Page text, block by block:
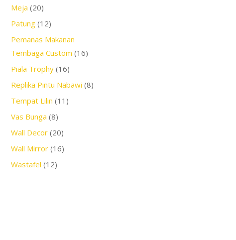
Meja (20)
Patung (12)
Pemanas Makanan
Tembaga Custom (16)
Piala Trophy (16)
Replika Pintu Nabawi (8)
Tempat Lilin (11)
Vas Bunga (8)
Wall Decor (20)
Wall Mirror (16)
Wastafel (12)